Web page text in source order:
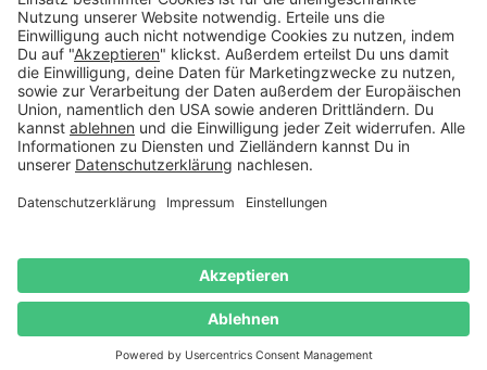
Mitglied im:
Deutschland
Datenschutz Widerrufsrecht
widerrufen